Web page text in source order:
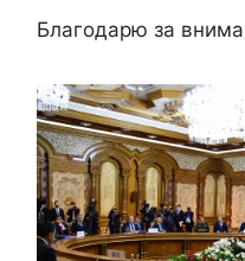
Благодарю за